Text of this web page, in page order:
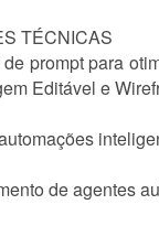
TÉCNICAS
prompt para
Editável e
de agentes